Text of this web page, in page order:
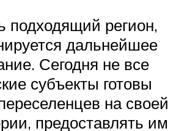
подходящий регион,
дальнейшее
Сегодня не все
субъекты готовы
на своей
предоставлять им